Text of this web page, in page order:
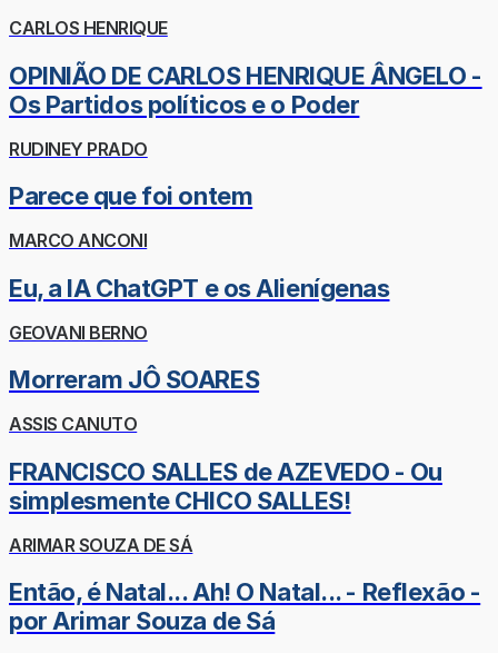
CARLOS HENRIQUE
OPINIÃO DE CARLOS HENRIQUE ÂNGELO -
Os Partidos políticos e o Poder
RUDINEY PRADO
Parece que foi ontem
MARCO ANCONI
Eu, a IA ChatGPT e os Alienígenas
GEOVANI BERNO
Morreram JÔ SOARES
ASSIS CANUTO
FRANCISCO SALLES de AZEVEDO - Ou
simplesmente CHICO SALLES!
ARIMAR SOUZA DE SÁ
Então, é Natal... Ah! O Natal... - Reflexão -
por Arimar Souza de Sá